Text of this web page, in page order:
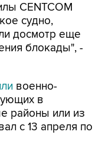
CENTCOM
судно,
досмотр еще
блокады", -
военно-
в
районы или из
с 13 апреля по